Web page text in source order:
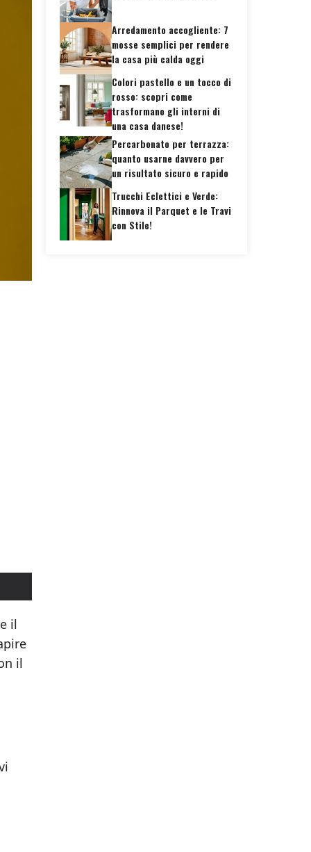
il
il
Arredamento accogliente: 7
mosse semplici per rendere
la casa più calda oggi
Colori pastello e un tocco di
rosso: scopri come
trasformano gli interni di
una casa danese!
Percarbonato per terrazza:
quanto usarne davvero per
un risultato sicuro e rapido
Trucchi Eclettici e Verde:
Rinnova il Parquet e le Travi
con Stile!